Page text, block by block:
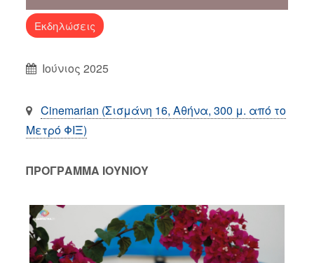
Εκδηλώσεις
Ιούνιος 2025
Cinemarian (Σισμάνη 16, Αθήνα, 300 μ. από το
Μετρό ΦΙΞ)
ΠΡΟΓΡΑΜΜΑ ΙΟΥΝΙΟΥ